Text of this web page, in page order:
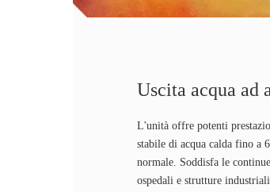
Uscita acqua ad
L'unità offre potenti
stabile di acqua calda fino a
normale. Soddisfa le
ospedali e strutture